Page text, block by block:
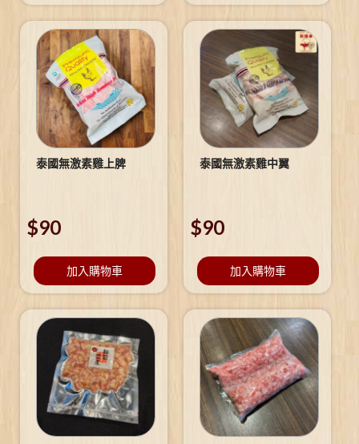
泰國無激素雞上脾
$90
加入購物車
泰國無激素雞中翼
$90
加入購物車